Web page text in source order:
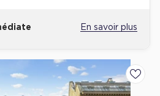
En savoir plus